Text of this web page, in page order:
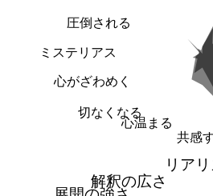
共感
心温まる
切なくなる
心がざわめく
ミステリアス
圧倒される
リア
解釈の広さ